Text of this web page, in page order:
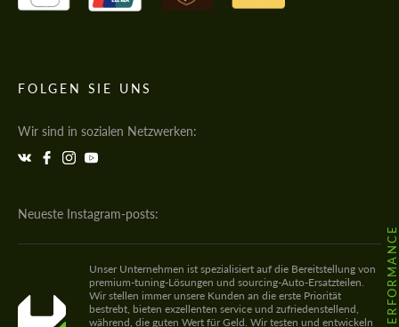
FOLGEN SIE UNS
Wir sind in sozialen Netzwerken:
Neueste Instagram-posts:
Unser Unternehmen ist spezialisiert auf die Bereitstellung von
premium-tuning-Lösungen und sourcing-Auto-Ersatzteilen.
Wir stellen immer unsere Kunden an die erste Priorität
bestrebt, bieten exzellenten service und zufriedenstellend,
während, die guten Wert für Geld. Wir testen und entwickeln